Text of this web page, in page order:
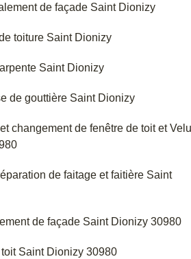
de façade Saint Dionizy
toiture Saint Dionizy
Saint Dionizy
de gouttière Saint Dionizy
changement de fenêtre de toit et
de faitage et faitière Saint
de façade Saint Dionizy 30980
Saint Dionizy 30980